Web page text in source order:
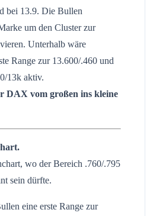
bei 13.9. Die Bullen
um den Cluster zur
Unterhalb wäre
Range zur 13.600/.460 und
13k aktiv.
DAX vom großen ins kleine
wo der Bereich .760/.795
sein dürfte.
eine erste Range zur